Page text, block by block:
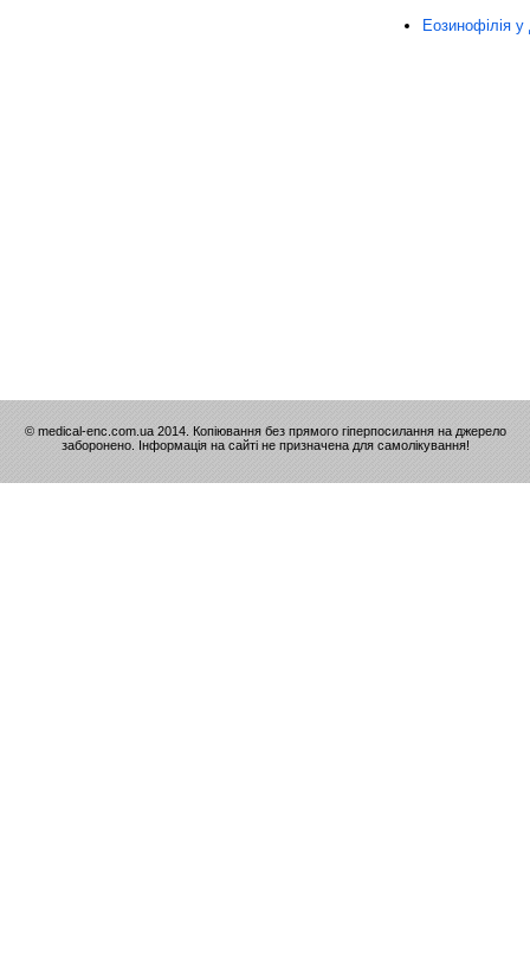
Еозинофілія у
© medical-enc.com.ua 2014. Копіювання без прямого гіперпосилання на джерело
заборонено. Інформація на сайті не призначена для самолікування!